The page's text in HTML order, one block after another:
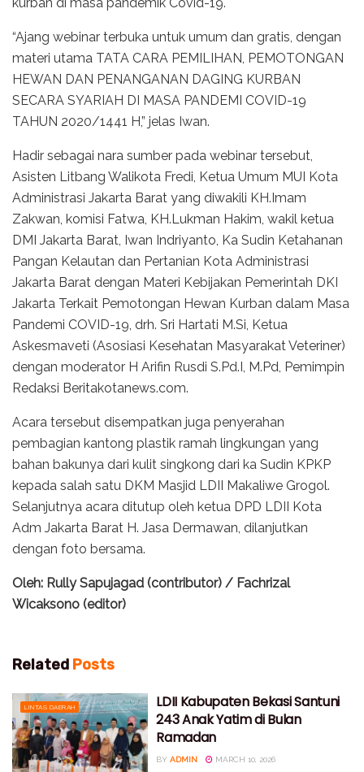
“Ajang webinar terbuka untuk umum dan gratis, dengan
materi utama TATA CARA PEMILIHAN, PEMOTONGAN
HEWAN DAN PENANGANAN DAGING KURBAN
SECARA SYARIAH DI MASA PANDEMI COVID-19
TAHUN 2020/1441 H,” jelas Iwan.
Hadir sebagai nara sumber pada webinar tersebut,
Asisten Litbang Walikota Fredi, Ketua Umum MUI Kota
Administrasi Jakarta Barat yang diwakili KH.Imam
Zakwan, komisi Fatwa, KH.Lukman Hakim, wakil ketua
DMI Jakarta Barat, Iwan Indriyanto, Ka Sudin Ketahanan
Pangan Kelautan dan Pertanian Kota Administrasi
Jakarta Barat dengan Materi Kebijakan Pemerintah DKI
Jakarta Terkait Pemotongan Hewan Kurban dalam Masa
Pandemi COVID-19, drh. Sri Hartati M.Si, Ketua
Askesmaveti (Asosiasi Kesehatan Masyarakat Veteriner)
dengan moderator H Arifin Rusdi S.Pd.I, M.Pd, Pemimpin
Redaksi Beritakotanews.com.
Acara tersebut disempatkan juga penyerahan
pembagian kantong plastik ramah lingkungan yang
bahan bakunya dari kulit singkong dari ka Sudin KPKP
kepada salah satu DKM Masjid LDII Makaliwe Grogol.
Selanjutnya acara ditutup oleh ketua DPD LDII Kota
Adm Jakarta Barat H. Jasa Dermawan, dilanjutkan
dengan foto bersama.
Oleh: Rully Sapujagad (contributor) / Fachrizal
Wicaksono (editor)
Related Posts
LINTAS DAERAH
LDII Kabupaten Bekasi Santuni
243 Anak Yatim di Bulan
Ramadan
BY ADMIN MARCH 10, 2026